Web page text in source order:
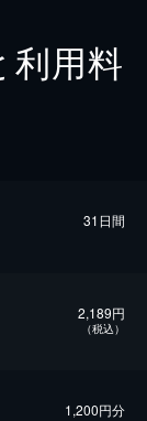
用料
31日間
2,189円
（税込）
1,200円分